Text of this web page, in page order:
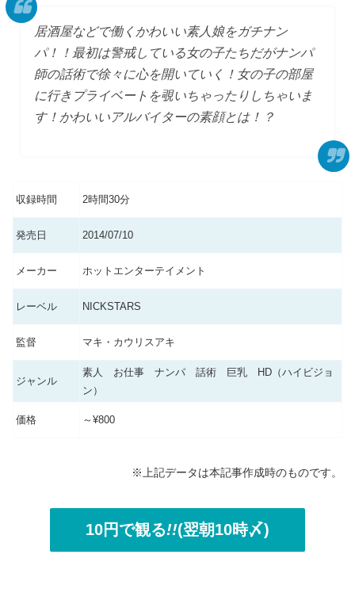
居酒屋などで働くかわいい素人娘をガチナン
パ！！最初は警戒している女の子たちだがナンパ
師の話術で徐々に心を開いていく！女の子の部屋
に行きプライベートを覗いちゃったりしちゃいま
す！かわいいアルバイターの素顔とは！？
収録時間 2時間30分
発売日 2014/07/10
メーカー ホットエンターテイメント
レーベル NICKSTARS
監督 マキ・カウリスアキ
ジャンル
素人 お仕事 ナンパ 話術 巨乳 HD（ハイビジョ
ン）
価格 ～¥800
※上記データは本記事作成時のものです。
10円で観る!!(翌朝10時〆)